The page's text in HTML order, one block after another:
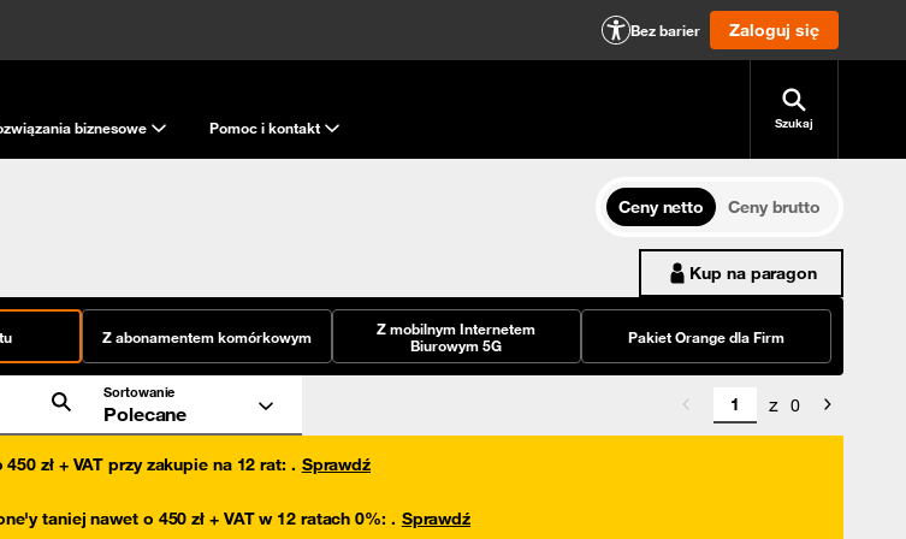
Bez barier Zaloguj się
biznesowe Pomoc i kontakt Szukaj
Ceny netto
Ceny brutto
Kup na paragon
Z abonamentem komórkowym
Z mobilnym Internetem
Biurowym 5G
Pakiet Orange dla Firm
Sortowanie
Polecane z 0
zł + VAT przy zakupie na 12 rat: . Sprawdź
taniej nawet o 450 zł + VAT w 12 ratach 0%: . Sprawdź